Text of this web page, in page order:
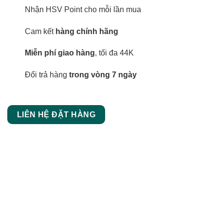
Nhận HSV Point cho mỗi lần mua
Cam kết hàng chính hãng
Miễn phí giao hàng, tối đa 44K
Đổi trả hàng trong vòng 7 ngày
LIÊN HỆ ĐẶT HÀNG